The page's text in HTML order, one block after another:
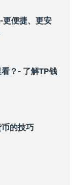
便捷、更安
？- 了解TP钱
的技巧